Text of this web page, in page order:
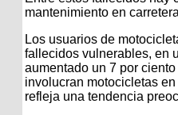
mantenimiento en
Los usuarios de
fallecidos vulnerables, en
aumentado un 7 por
involucran motocicletas
refleja una tendencia